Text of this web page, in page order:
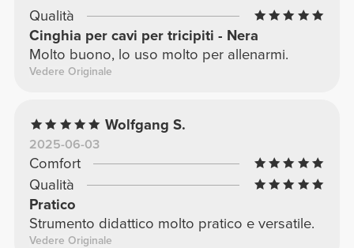
Qualità
Cinghia per cavi per tricipiti - Nera
Molto buono, lo uso molto per allenarmi.
Vedere Originale
Wolfgang S.
2025-06-03
Comfort
Qualità
Pratico
Strumento didattico molto pratico e versatile.
Vedere Originale